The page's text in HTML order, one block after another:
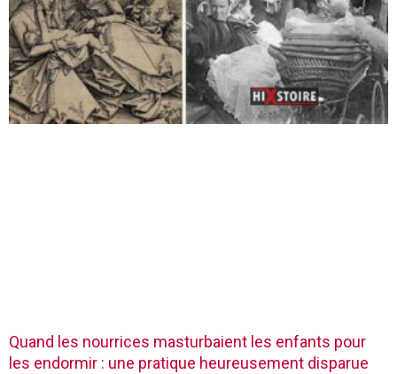
Quand les nourrices masturbaient les enfants pour
les endormir : une pratique heureusement disparue